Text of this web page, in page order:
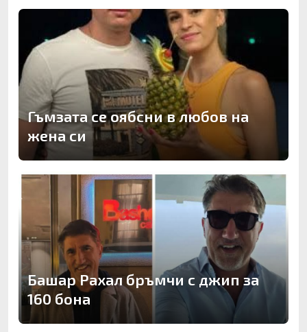
Гъмзата се оябсни в любов на
жена си
Башар Рахал бръмчи с джип за
160 бона